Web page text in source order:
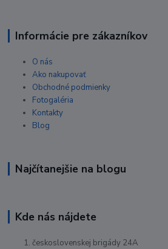
Informácie pre zákazníkov
O nás
Ako nakupovať
Obchodné podmienky
Fotogaléria
Kontakty
Blog
Najčítanejšie na blogu
Kde nás nájdete
československej brigády 24A